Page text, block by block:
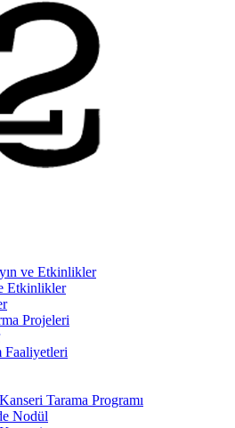
ve Etkinlikler
Etkinlikler
Projeleri
Faaliyetleri
Tarama Programı
Nodül